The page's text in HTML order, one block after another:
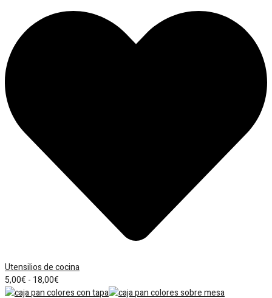
Utensilios de cocina
5,00€ - 18,00€
de